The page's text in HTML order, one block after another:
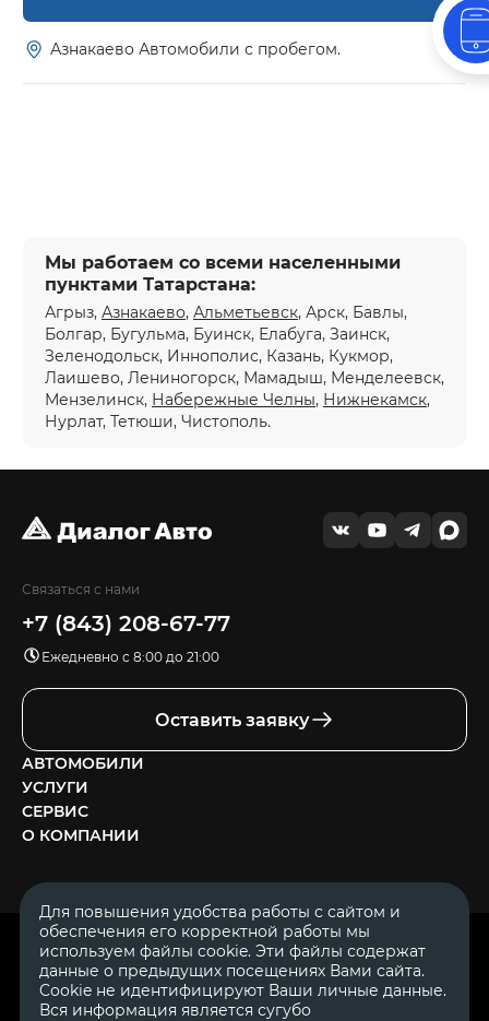
Азнакаево Автомобили с пробегом.
Мы работаем со всеми населенными
пунктами Татарстана:
Агрыз, Азнакаево, Альметьевск, Арск, Бавлы,
Болгар, Бугульма, Буинск, Елабуга, Заинск,
Зеленодольск, Иннополис, Казань, Кукмор,
Лаишево, Лениногорск, Мамадыш, Менделеевск,
Мензелинск, Набережные Челны, Нижнекамск,
Нурлат, Тетюши, Чистополь.
Связаться с нами
+7 (843) 208-67-77
Ежедневно с 8:00 до 21:00
Оставить заявку
АВТОМОБИЛИ
УСЛУГИ
СЕРВИС
О КОМПАНИИ
© 2007—2026 «Диалог Авто» — автосалон. Все права защищены.
Обращаем Ваше внимание на то, что данный Интернет-сайт
ОГРН 1111644005153
ИНН 1644062657
Для повышения удобства работы с сайтом и
обеспечения его корректной работы мы
используем файлы cookie. Эти файлы содержат
данные о предыдущих посещениях Вами сайта.
Cookie не идентифицируют Ваши личные данные.
Вся информация является сугубо